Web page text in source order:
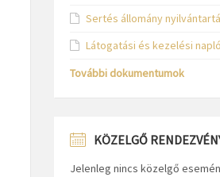
Sertés állomány
Látogatási és kezelési napló
További dokumentumok
KÖZELGŐ
Jelenleg nincs közelgő